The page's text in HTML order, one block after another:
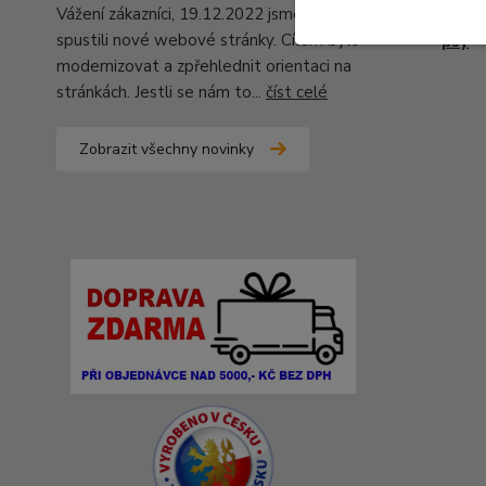
Vážení zákazníci, 19.12.2022 jsme pro Vás
spustili nové webové stránky. Cílem bylo
modernizovat a zpřehlednit orientaci na
stránkách. Jestli se nám to... číst celé
Zobrazit všechny novinky
psy